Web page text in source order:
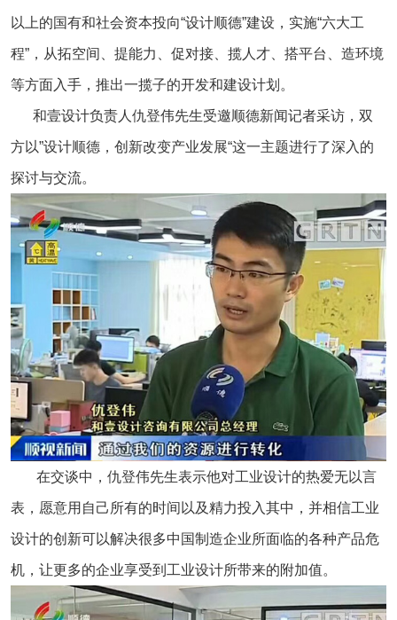
以上的国有和社会资本投向“设计顺德”建设，实施“六大工
程”，从拓空间、提能力、促对接、揽人才、搭平台、造环境
等方面入手，推出一揽子的开发和建设计划。
和壹设计负责人仇登伟先生受邀顺德新闻记者采访，双
方以”设计顺德，创新改变产业发展“这一主题进行了深入的
探讨与交流。
在交谈中，仇登伟先生表示他对工业设计的热爱无以言
表，愿意用自己所有的时间以及精力投入其中，并相信工业
设计的创新可以解决很多中国制造企业所面临的各种产品危
机，让更多的企业享受到工业设计所带来的附加值。